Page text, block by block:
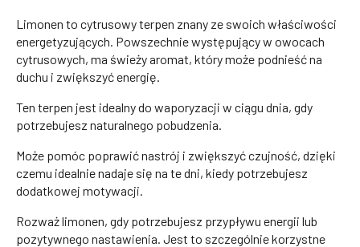
Limonen to cytrusowy terpen znany ze swoich właściwości
energetyzujących. Powszechnie występujący w owocach
cytrusowych, ma świeży aromat, który może podnieść na
duchu i zwiększyć energię.
Ten terpen jest idealny do waporyzacji w ciągu dnia, gdy
potrzebujesz naturalnego pobudzenia.
Może pomóc poprawić nastrój i zwiększyć czujność, dzięki
czemu idealnie nadaje się na te dni, kiedy potrzebujesz
dodatkowej motywacji.
Rozważ limonen, gdy potrzebujesz przypływu energii lub
pozytywnego nastawienia. Jest to szczególnie korzystne